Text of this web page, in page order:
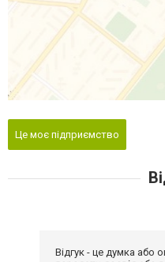
Це моє підприємство
Відгук - це думка або